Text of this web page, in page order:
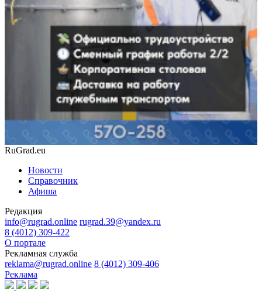
RuGrad.eu
Новости
Справочник
Афиша
Редакция
info@rugrad.online rugrad.39@yandex.ru
8 (4012) 309-422
О портале
Рекламная служба
reklama@rugrad.online 8 (4012) 309-406
Реклама